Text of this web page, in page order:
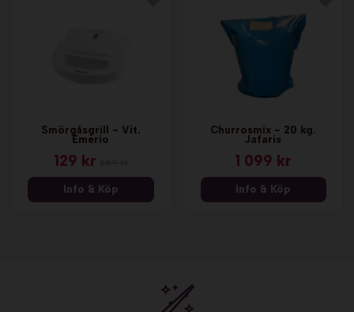
Smörgåsgrill - Vit.
Emerio
129 kr
Info & Köp
Churrosmix - 20 kg.
Jafaris
1 099 kr
Info & Köp